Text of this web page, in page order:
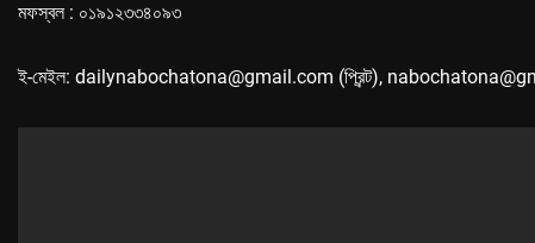
মফস্বল : ০১৯১২৩৩৪০৯৩
ই-মেইল: dailynabochatona@gmail.com (প্রিন্ট),